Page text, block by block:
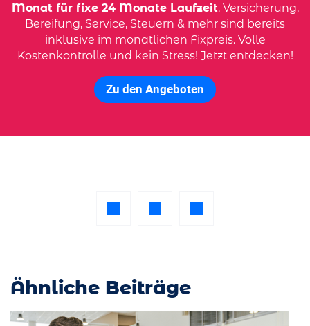
Monat für fixe 24 Monate Laufzeit. Versicherung,
Bereifung, Service, Steuern & mehr sind bereits
inklusive im monatlichen Fixpreis. Volle
Kostenkontrolle und kein Stress! Jetzt entdecken!
Zu den Angeboten
Ähnliche Beiträge